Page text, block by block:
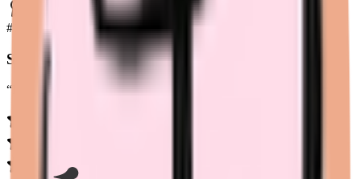
#
Sisters Republic
“ La meilleure absorption du marché